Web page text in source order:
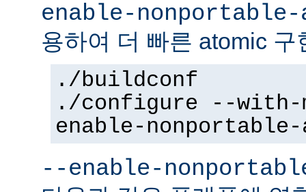
enable-nonportable-
용하여 더 빠른 atomic
./buildconf
./configure --with-
enable-nonportable-
--enable-